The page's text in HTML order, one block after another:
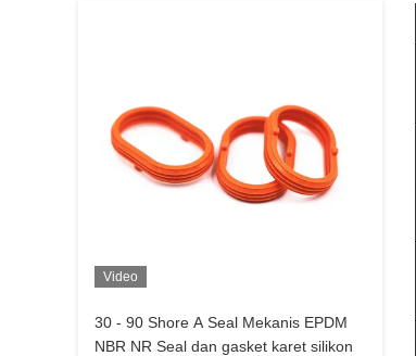
Video
30 - 90 Shore A Seal Mekanis EPDM
NBR NR Seal dan gasket karet silikon